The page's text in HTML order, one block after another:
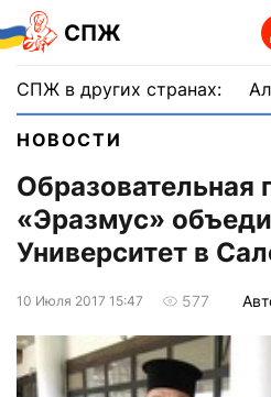
СПЖ
СПЖ в других странах:
НОВОСТИ
Образовательная
«Эразмус»
Университет в
10 Июля 2017 15:47 577